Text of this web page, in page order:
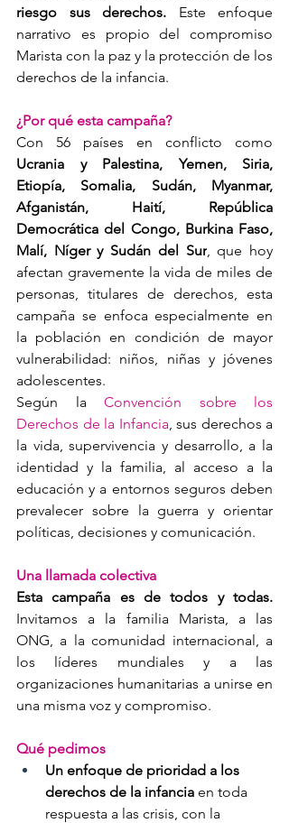
riesgo sus derechos. Este enfoque
narrativo es propio del compromiso
Marista con la paz y la protección de los
derechos de la infancia.
¿Por qué esta campaña?
Ucrania y Palestina, Yemen, Siria,
Etiopía, Somalia, Sudán, Myanmar,
Afganistán, Haití, República
Democrática del Congo, Burkina Faso,
Malí, Níger y Sudán del Sur, que hoy
afectan gravemente la vida de miles de
personas, titulares de derechos, esta
campaña se enfoca especialmente en
la población en condición de mayor
vulnerabilidad: niños, niñas y jóvenes
adolescentes.
Según la Convención sobre los
Derechos de la Infancia, sus derechos a
la vida, supervivencia y desarrollo, a la
identidad y la familia, al acceso a la
educación y a entornos seguros deben
prevalecer sobre la guerra y orientar
políticas, decisiones y comunicación.
Una llamada colectiva
Esta campaña es de todos y todas.
Invitamos a la familia Marista, a las
ONG, a la comunidad internacional, a
los líderes mundiales y a las
organizaciones humanitarias a unirse en
una misma voz y compromiso.
Qué pedimos
Un enfoque de prioridad a los
derechos de la infancia en toda
respuesta a las crisis, con la